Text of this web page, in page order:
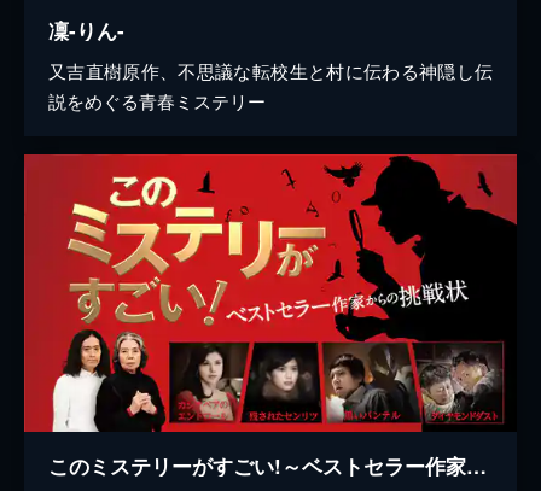
凜-りん-
又吉直樹原作、不思議な転校生と村に伝わる神隠し伝
説をめぐる青春ミステリー
このミステリーがすごい!～ベストセラー作家からの挑戦状～